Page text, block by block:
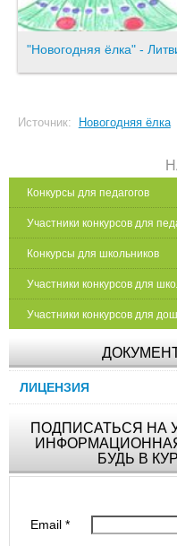
"Новогодняя ёлка" -
Источник: Новогодняя ёлка
Конкурсы для педагогов
Участники конкурсов для
Конкурсы для школьников
Участники конкурсов для
Участники конкурсов для
ЛИЦЕНЗИЯ
ПОДПИСАТЬСЯ НА
БУДЬ В
Email*